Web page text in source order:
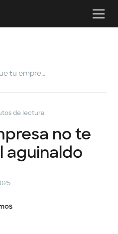
Lo que tu empresa no te dice sobre el aguinaldo
de lectura
no te
aguinaldo